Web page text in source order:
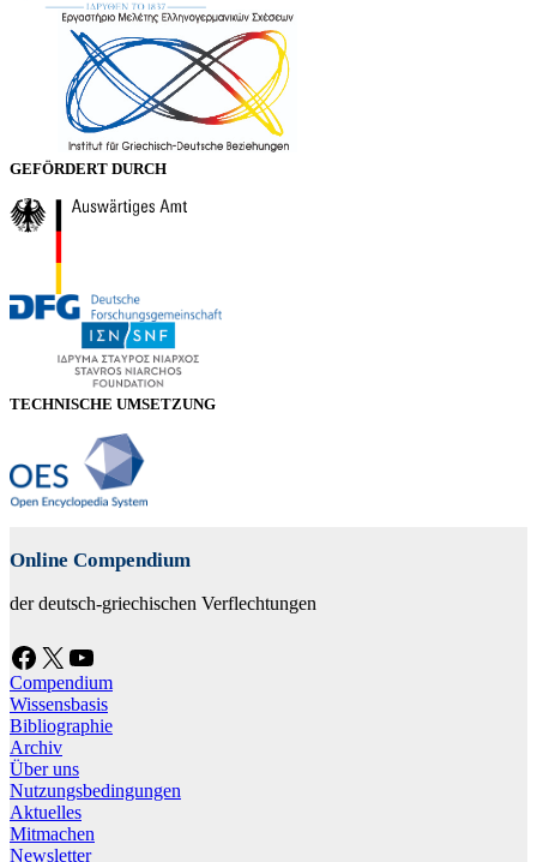
GEFÖRDERT DURCH
TECHNISCHE UMSETZUNG
Online Compendium
der deutsch-griechischen Verflechtungen
Facebook X YouTube
Compendium
Wissensbasis
Bibliographie
Archiv
Über uns
Nutzungsbedingungen
Aktuelles
Mitmachen
Newsletter